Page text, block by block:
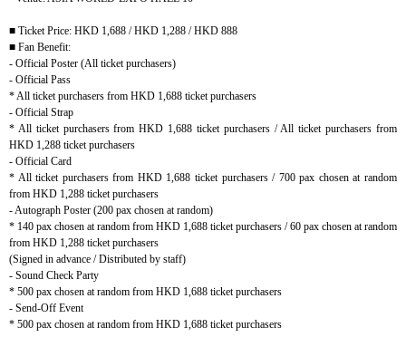
■ Ticket Price: HKD 1,688 / HKD 1,288 / HKD 888
■ Fan Benefit:
- Official Poster (All ticket purchasers)
- Official Pass
* All ticket purchasers from HKD 1,688 ticket purchasers
- Official Strap
* All ticket purchasers from HKD 1,688 ticket purchasers / All ticket purchasers from
HKD 1,288 ticket purchasers
- Official Card
* All ticket purchasers from HKD 1,688 ticket purchasers / 700 pax chosen at random
from HKD 1,288 ticket purchasers
- Autograph Poster (200 pax chosen at random)
* 140 pax chosen at random from HKD 1,688 ticket purchasers / 60 pax chosen at random
from HKD 1,288 ticket purchasers
(Signed in advance / Distributed by staff)
- Sound Check Party
* 500 pax chosen at random from HKD 1,688 ticket purchasers
- Send-Off Event
* 500 pax chosen at random from HKD 1,688 ticket purchasers